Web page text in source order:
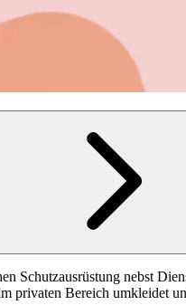
Schutzausrüstung nebst
Bereich umkleidet